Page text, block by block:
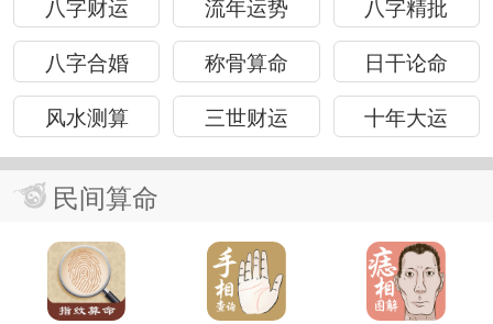
八字财运 流年运势
八字精批
八字合婚
称骨算命
日干论命
风水测算
三世财运 十年大运
民间算命